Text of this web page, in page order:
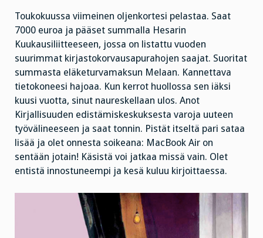
Toukokuussa viimeinen oljenkortesi pelastaa. Saat
7000 euroa ja pääset summalla Hesarin
Kuukausiliitteeseen, jossa on listattu vuoden
suurimmat kirjastokorvausapurahojen saajat. Suoritat
summasta eläketurvamaksun Melaan. Kannettava
tietokoneesi hajoaa. Kun kerrot huollossa sen iäksi
kuusi vuotta, sinut naureskellaan ulos. Anot
Kirjallisuuden edistämiskeskuksesta varoja uuteen
työvälineeseen ja saat tonnin. Pistät itseltä pari sataa
lisää ja olet onnesta soikeana: MacBook Air on
sentään jotain! Käsistä voi jatkaa missä vain. Olet
entistä innostuneempi ja kesä kuluu kirjoittaessa.